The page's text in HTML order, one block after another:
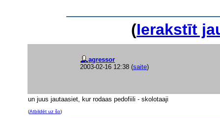
(Ierakstīt
agressor
2003-02-16 12:38 (saite)
un juus jautaasiet, kur rodaas pedofiili - skolotaaji
(Atbildēt uz šo)